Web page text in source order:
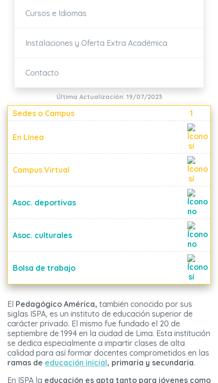
Cursos e Idiomas
Instalaciones y Oferta Extra Académica
Contacto
Última Actualización: 19/07/2023
Sedes o Campus 1
En Línea
Campus Virtual
Asoc. deportivas
Asoc. culturales
Bolsa de trabajo
El Pedagógico América, también conocido por sus
siglas ISPA, es un instituto de educación superior de
carácter privado. El mismo fue fundado el 20 de
septiembre de 1994 en la ciudad de Lima. Esta institución
se dedica especialmente a impartir clases de alta
calidad para así formar docentes comprometidos en las
ramas de educación inicial, primaria y secundaria.
En ISPA la educación es apta tanto para jóvenes como